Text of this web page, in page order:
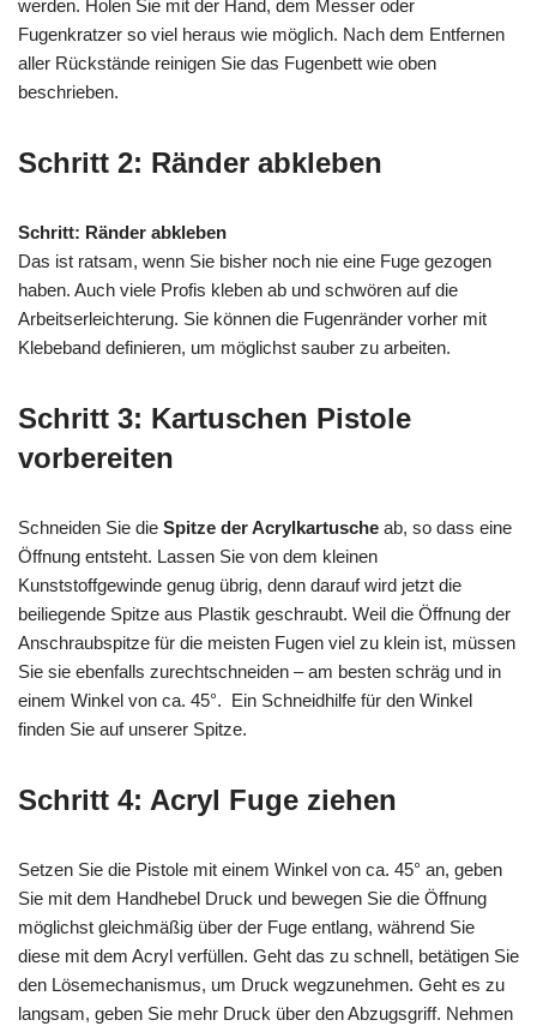
werden. Holen Sie mit der Hand, dem Messer oder
Fugenkratzer so viel heraus wie möglich. Nach dem Entfernen
aller Rückstände reinigen Sie das Fugenbett wie oben
beschrieben.
Schritt 2: Ränder abkleben
Schritt: Ränder abkleben
Das ist ratsam, wenn Sie bisher noch nie eine Fuge gezogen
haben. Auch viele Profis kleben ab und schwören auf die
Arbeitserleichterung. Sie können die Fugenränder vorher mit
Klebeband definieren, um möglichst sauber zu arbeiten.
Schritt 3: Kartuschen Pistole
vorbereiten
Schneiden Sie die Spitze der Acrylkartusche ab, so dass eine
Öffnung entsteht. Lassen Sie von dem kleinen
Kunststoffgewinde genug übrig, denn darauf wird jetzt die
beiliegende Spitze aus Plastik geschraubt. Weil die Öffnung der
Anschraubspitze für die meisten Fugen viel zu klein ist, müssen
Sie sie ebenfalls zurechtschneiden – am besten schräg und in
einem Winkel von ca. 45°. Ein Schneidhilfe für den Winkel
finden Sie auf unserer Spitze.
Schritt 4: Acryl Fuge ziehen
Setzen Sie die Pistole mit einem Winkel von ca. 45° an, geben
Sie mit dem Handhebel Druck und bewegen Sie die Öffnung
möglichst gleichmäßig über der Fuge entlang, während Sie
diese mit dem Acryl verfüllen. Geht das zu schnell, betätigen Sie
den Lösemechanismus, um Druck wegzunehmen. Geht es zu
langsam, geben Sie mehr Druck über den Abzugsgriff. Nehmen